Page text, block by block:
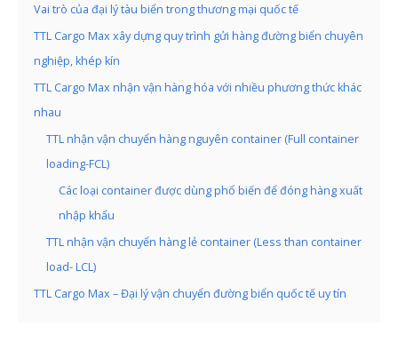
Vai trò của đại lý tàu biển trong thương mại quốc tế
TTL Cargo Max xây dựng quy trình gửi hàng đường biển chuyên
nghiệp, khép kín
TTL Cargo Max nhận vận hàng hóa với nhiều phương thức khác
nhau
TTL nhận vận chuyển hàng nguyên container (Full container
loading-FCL)
Các loại container được dùng phổ biến để đóng hàng xuất
nhập khẩu
TTL nhận vận chuyển hàng lẻ container (Less than container
load- LCL)
TTL Cargo Max – Đại lý vận chuyển đường biển quốc tế uy tín